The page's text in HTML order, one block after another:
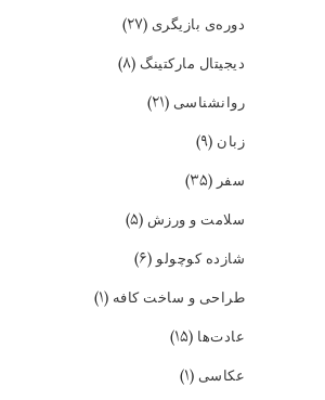
دوره‌ی بازیگری (۲۷)
دیجیتال مارکتینگ (۸)
روانشناسی (۲۱)
زبان (۹)
سفر (۳۵)
سلامت و ورزش (۵)
شازده کوچولو(۶)
طراحی و ساخت کافه (۱)
عادت‌ها (۱۵)
عکاسی (۱)